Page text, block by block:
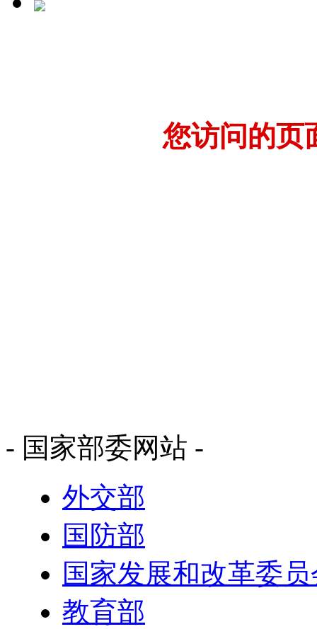
您访问的页
- 国家部委网站 -
外交部
国防部
国家发展和改革委
教育部